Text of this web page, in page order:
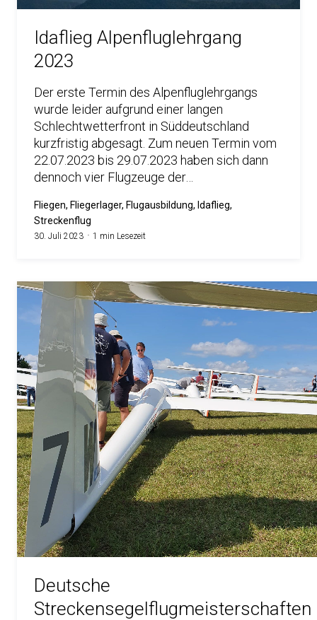
Idaflieg Alpenfluglehrgang
2023
Der erste Termin des Alpenfluglehrgangs
wurde leider aufgrund einer langen
Schlechtwetterfront in Süddeutschland
kurzfristig abgesagt. Zum neuen Termin vom
22.07.2023 bis 29.07.2023 haben sich dann
dennoch vier Flugzeuge der…
Fliegen, Fliegerlager, Flugausbildung, Idaflieg,
Streckenflug
30. Juli 2023 1 min Lesezeit
Deutsche
Streckensegelflugmeisterschaften